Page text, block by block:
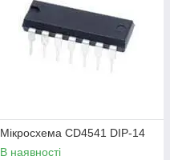
Мікросхема СD4541 DIP-14
В наявності